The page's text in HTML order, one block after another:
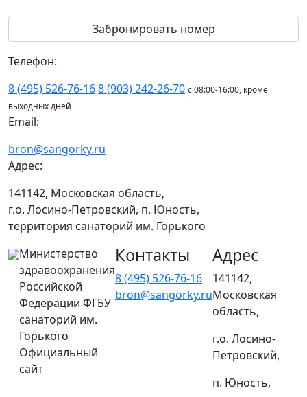
Телефон:
8 (495) 526-76-168 (903) 242-26-70 с 08:00-16:00, кроме
выходных дней
Email:
bron@sangorky.ru
Адрес:
141142, Московская область,
г.о. Лосино-Петровский, п. Юность,
территория санаторий им. Горького
Министерство
здравоохранения
Российской
Федерации ФГБУ
санаторий им.
Горького
Официальный
сайт
Контакты
8 (495) 526-76-16
bron@sangorky.ru
Адрес
141142,
Московская
область,
г.о. Лосино-
Петровский,
п. Юность,